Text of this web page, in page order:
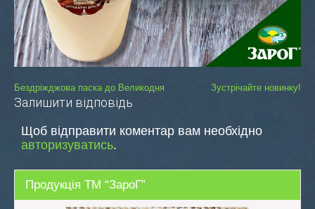
Навігація
записів
Бездріжджова паска до Великодня Зустрічайте новинку!
Залишити відповідь
Щоб відправити коментар вам необхідно
авторизуватись.
Продукція ТМ “ЗароГ”